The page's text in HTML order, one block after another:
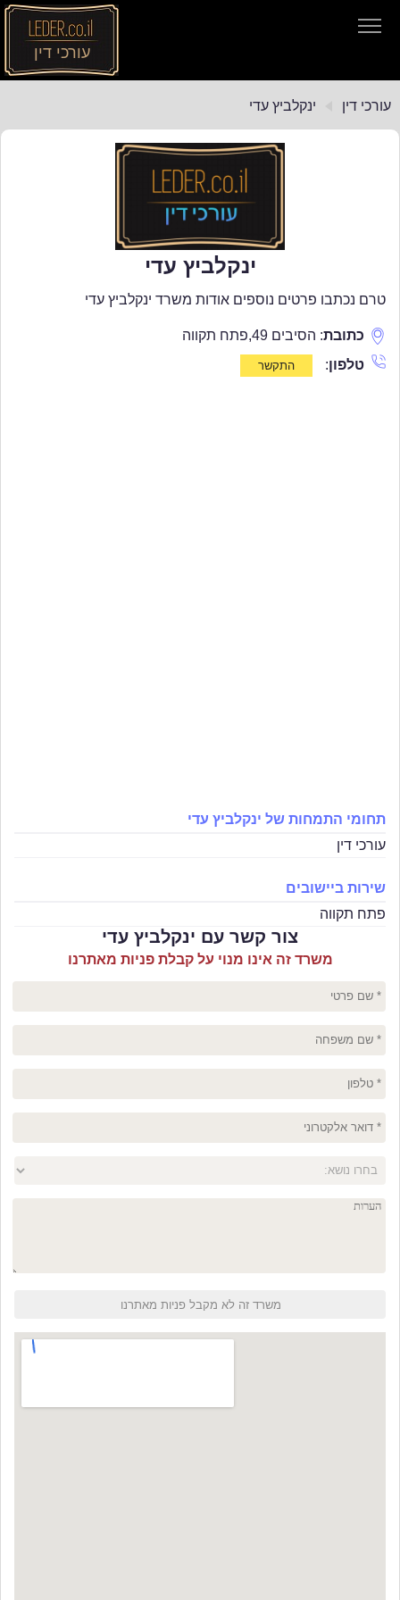
עורכי דין
עורכי דין
עורכי דין ינקלביץ עדי
ינקלביץ עדי
טרם נכתבו פרטים נוספים אודות משרד ינקלביץ עדי
כתובת: הסיבים 49 ,פתח תקווה
טלפון:
תחומי התמחות של ינקלביץ עדי
עורכי דין
שירות ביישובים
פתח תקווה
צור קשר עם ינקלביץ עדי
משרד זה אינו מנוי על קבלת פניות מאתרנו